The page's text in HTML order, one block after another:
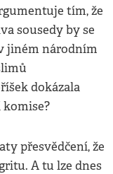
tím, že
sousedy by se
jiném národním
dokázala
přesvědčení, že
A tu lze dnes